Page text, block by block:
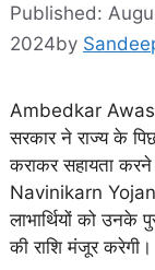
Published:
2024by
Ambedkar Awas
सरकार ने राज्य के
कराकर सहायता
Navinikarn
लाभार्थियों को
की राशि मंजूर